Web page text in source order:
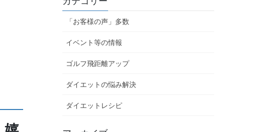
「お客様の声」多数
イベント等の情報
ゴルフ飛距離アップ
ダイエットの悩み解決
ダイエットレシピ